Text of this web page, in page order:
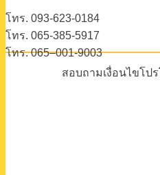
โทร. 093-623-0184
โทร. 065-385-5917
โทร. 065–001-9003
สอบถามเงื่อนไขโป